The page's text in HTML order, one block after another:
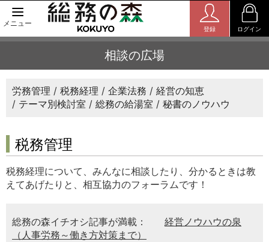
メニュー
登録 ログイン
相談の広場
労務管理 税務経理 企業法務
経営の知恵
テーマ別検討室
総務の給湯室 秘書のノウハウ
税務管理
税務経理について、みんなに相談したり、分かるときは教
えてあげたりと、相互協力のフォーラムです！
総務の森イチオシ記事が満載：
経営ノウハウの泉
（人事労務～働き方対策まで）